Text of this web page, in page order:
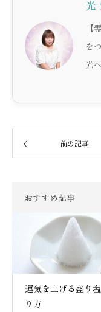
光
【
を
光
前の記事
おすすめ記事
運気を上げる盛り
り方